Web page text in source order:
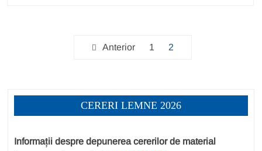
Anterior 1 2
CERERI LEMNE 2026
Informații despre depunerea cererilor de material